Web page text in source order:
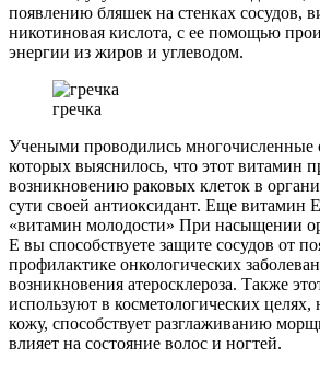
появлению бляшек на стенках сосудов,
никотиновая кислота, с ее помощью
энергии из жиров и углеводом.
гречка
Учеными проводились многочисленные
которых выяснилось, что этот витамин
возникновению раковых клеток в
сути своей антиоксидант. Еще витамин
«витамин молодости» При насыщении
Е вы способствуете защите сосудов от
профилактике онкологических
возникновения атеросклероза. Также
используют в косметологических
кожу, способствует разглаживанию
влияет на состояние волос и ногтей.